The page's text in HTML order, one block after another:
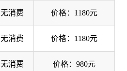
无消费 价格：1180元
无消费 价格：1180元
无消费 价格：980元